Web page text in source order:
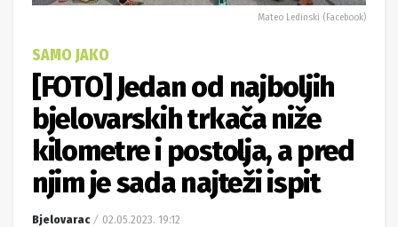
Mateo Ledinski (Facebook)
SAMO JAKO
[FOTO] Jedan od najboljih
bjelovarskih trkača niže
kilometre i postolja, a pred
njim je sada najteži ispit
Bjelovarac 02.05.2023. 19:12